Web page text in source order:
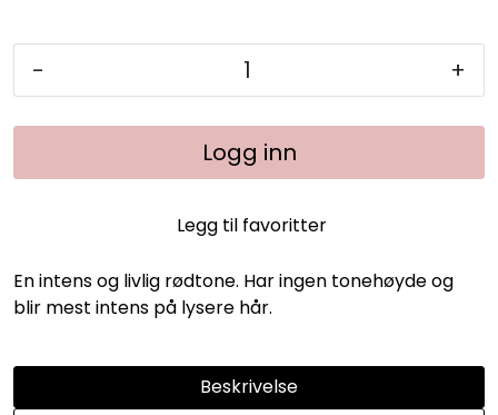
- +
Logg inn
Legg til favoritter
En intens og livlig rødtone. Har ingen tonehøyde og
blir mest intens på lysere hår.
Beskrivelse